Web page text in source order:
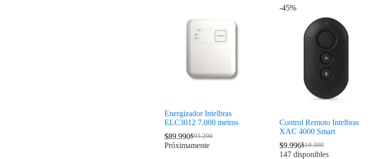
Energizador Intelbras
ELC3012 7.000 metros
$95.200
$89.990
Próximamente
-45%
Control Remoto Intelbras
XAC 4000 Smart
$18.300
$9.996
147 disponibles